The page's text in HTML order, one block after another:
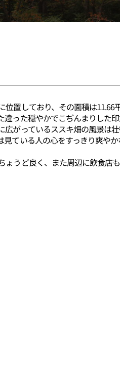
置しており、その面積は
った穏やかでこぢんまりした
がっているススキ畑の風景は
ている人の心をすっきり爽や
うど良く、また周辺に飲食店